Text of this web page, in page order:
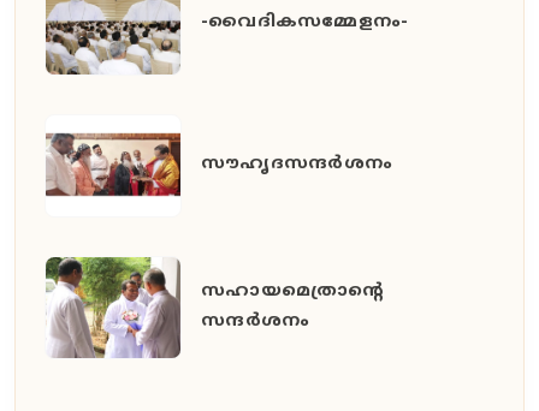
-വൈദികസമ്മേളനം-
സൗഹൃദസന്ദർശനം
സഹായമെത്രാന്റെ
സന്ദർശനം